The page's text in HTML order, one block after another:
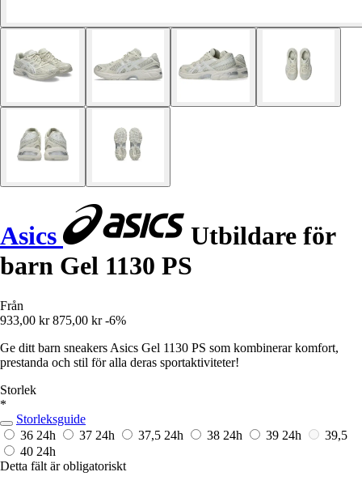
Asics
Utbildare för
barn Gel 1130 PS
Från
933,00 kr 875,00 kr -6%
Ge ditt barn sneakers Asics Gel 1130 PS som kombinerar komfort,
prestanda och stil för alla deras sportaktiviteter!
Storlek
*
Storleksguide
36 24h 37 24h 37,5 24h 38 24h 39 24h
39,5
40 24h
Detta fält är obligatoriskt